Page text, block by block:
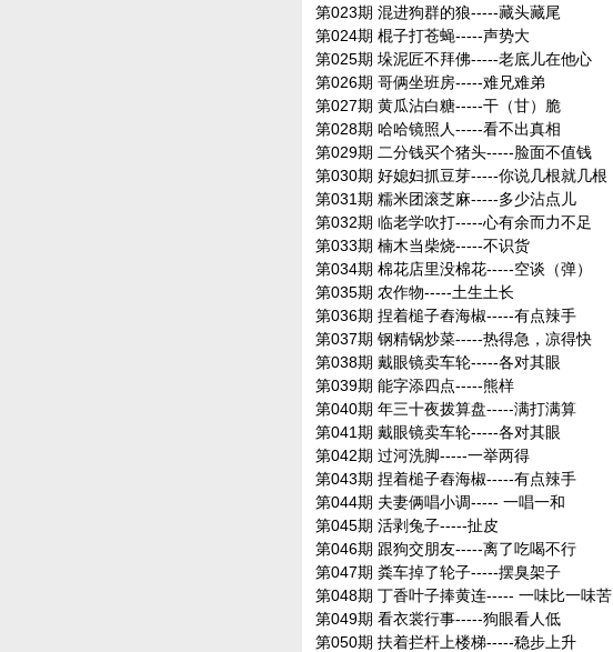
第023期 混进狗群的狼-----藏头藏尾
第024期 棍子打苍蝇-----声势大
第025期 垛泥匠不拜佛-----老底儿在他心
第026期 哥俩坐班房-----难兄难弟
第027期 黄瓜沾白糖-----干（甘）脆
第028期 哈哈镜照人-----看不出真相
第029期 二分钱买个猪头-----脸面不值钱
第030期 好媳妇抓豆芽-----你说几根就几根
第031期 糯米团滚芝麻-----多少沾点儿
第032期 临老学吹打-----心有余而力不足
第033期 楠木当柴烧-----不识货
第034期 棉花店里没棉花-----空谈（弹）
第035期 农作物-----土生土长
第036期 捏着槌子舂海椒-----有点辣手
第037期 钢精锅炒菜-----热得急，凉得快
第038期 戴眼镜卖车轮-----各对其眼
第039期 能字添四点-----熊样
第040期 年三十夜拨算盘-----满打满算
第041期 戴眼镜卖车轮-----各对其眼
第042期 过河洗脚-----一举两得
第043期 捏着槌子舂海椒-----有点辣手
第044期 夫妻俩唱小调----- 一唱一和
第045期 活剥兔子-----扯皮
第046期 跟狗交朋友-----离了吃喝不行
第047期 粪车掉了轮子-----摆臭架子
第048期 丁香叶子捧黄连----- 一味比一味苦
第049期 看衣裳行事-----狗眼看人低
第050期 扶着拦杆上楼梯-----稳步上升